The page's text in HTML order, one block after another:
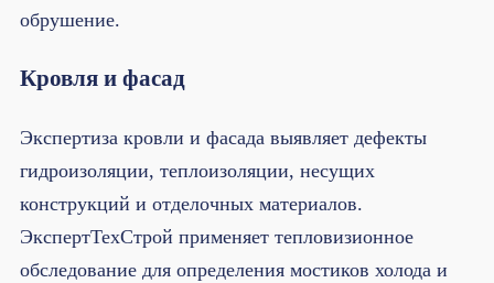
обрушение.
Кровля и фасад
Экспертиза кровли и фасада выявляет дефекты
гидроизоляции, теплоизоляции, несущих
конструкций и отделочных материалов.
ЭкспертТехСтрой применяет тепловизионное
обследование для определения мостиков холода и